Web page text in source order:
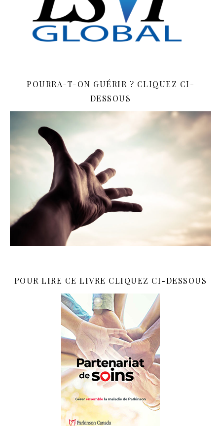
POURRA-T-ON GUÉRIR ? CLIQUEZ CI-
DESSOUS
POUR LIRE CE LIVRE CLIQUEZ CI-DESSOUS